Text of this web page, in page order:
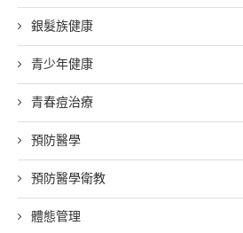
銀髮族健康
青少年健康
青春痘治療
預防醫學
預防醫學衛教
體態管理